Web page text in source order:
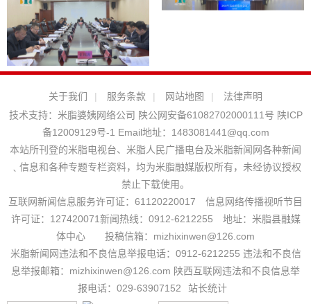
关于我们 | 服务条款 | 网站地图 |
法律声明
技术支持： 米脂婆姨网络公司 陕公网安备61082702000111号 陕ICP
备12009129号-1 Email地址： 1483081441@qq.com
本站所刊登的米脂电视台、米脂人民广播电台及米脂新闻网各种新闻
﹑信息和各种专题专栏资料，均为米脂融媒版权所有，未经协议授权
禁止下载使用。
互联网新闻信息服务许可证：61120220017 信息网络传播视听节目
许可证：127420071新闻热线：0912-6212255 地址：米脂县融媒
体中心 投稿信箱：mizhixinwen@126.com
米脂新闻网违法和不良信息举报电话：0912-6212255 违法和不良信
息举报邮箱：mizhixinwen@126.com 陕西互联网违法和不良信息举
报电话：029-63907152
站长统计